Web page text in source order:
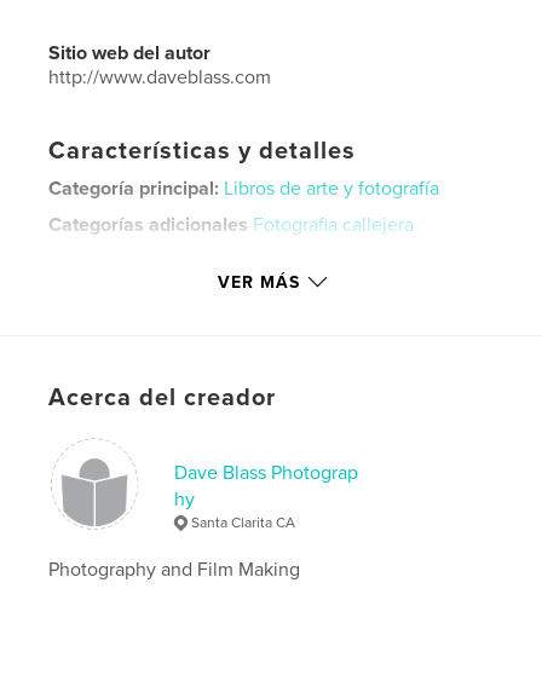
Sitio web del autor
http://www.daveblass.com
Características y detalles
Categoría principal: Libros de arte y fotografía
Categorías adicionales Fotografia callejera
240
Palabras clave
VER MÁS
Acerca del creador
Dave Blass Photograp
hy
Santa Clarita CA
Photography and Film Making